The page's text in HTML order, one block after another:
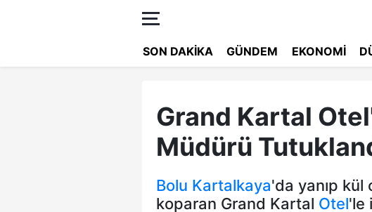
SON DAKIKA GÜNDEM EKONOMI
Grand Kartal
Müdürü
Bolu Kartalkaya'da yanıp
koparan Grand Kartal Otel'le